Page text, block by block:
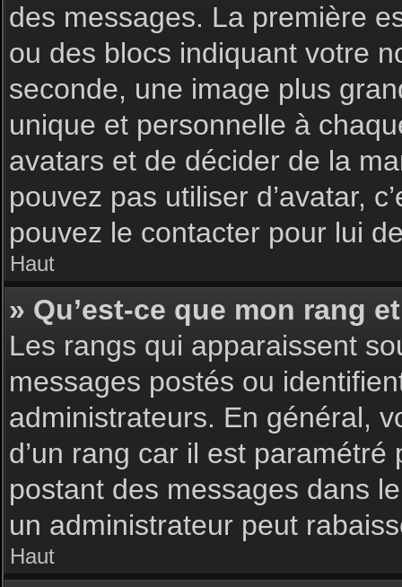
des messages. La première
ou des blocs indiquant votre
seconde, une image plus
unique et personnelle à
avatars et de décider de la
pouvez pas utiliser d’avatar,
pouvez le contacter pour lui
Haut
» Qu’est-ce que mon rang
Les rangs qui apparaissent
messages postés ou
administrateurs. En général,
d’un rang car il est
postant des messages dans
un administrateur peut
Haut